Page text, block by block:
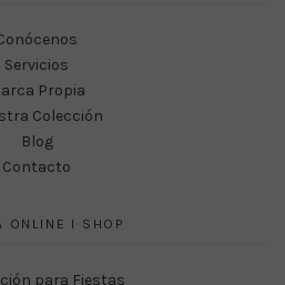
Servicios
Propia
Colección
Blog
Contacto
ONLINE I SHOP
para Fiestas